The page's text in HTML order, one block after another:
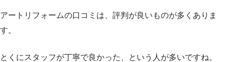
アートリフォームの口コミは、評判が良いものが多くありま
す。
とくにスタッフが丁寧で良かった、という人が多いですね。